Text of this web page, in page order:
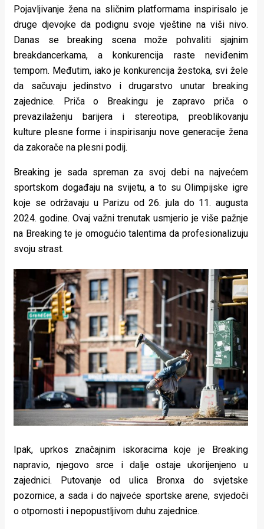
Pojavljivanje žena na sličnim platformama inspirisalo je
druge djevojke da podignu svoje vještine na viši nivo.
Danas se breaking scena može pohvaliti sjajnim
breakdancerkama, a konkurencija raste neviđenim
tempom. Međutim, iako je konkurencija žestoka, svi žele
da sačuvaju jedinstvo i drugarstvo unutar breaking
zajednice. Priča o Breakingu je zapravo priča o
prevazilaženju barijera i stereotipa, preoblikovanju
kulture plesne forme i inspirisanju nove generacije žena
da zakorače na plesni podij.
Breaking je sada spreman za svoj debi na najvećem
sportskom događaju na svijetu, a to su Olimpijske igre
koje se održavaju u Parizu od 26. jula do 11. augusta
2024. godine. Ovaj važni trenutak usmjerio je više pažnje
na Breaking te je omogućio talentima da profesionalizuju
svoju strast.
Ipak, uprkos značajnim iskoracima koje je Breaking
napravio, njegovo srce i dalje ostaje ukorijenjeno u
zajednici. Putovanje od ulica Bronxa do svjetske
pozornice, a sada i do najveće sportske arene, svjedoči
o otpornosti i nepopustljivom duhu zajednice.